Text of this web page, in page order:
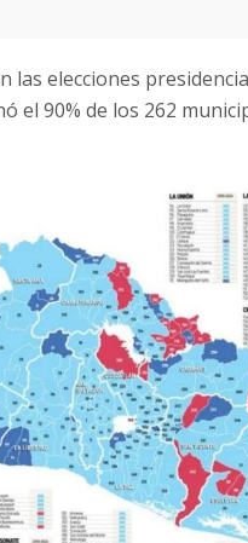
las elecciones
el 90% de los 262